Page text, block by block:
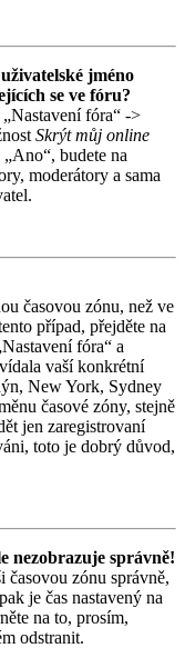
jméno
se ve fóru?
fóra“ ->
Skrýt můj online
budete na
moderátory a sama
časovou zónu, než ve
případ, přejděte na
fóra“ a
vaší konkrétní
New York, Sydney
časové zóny, stejně
jen zaregistrovaní
toto je dobrý důvod,
nezobrazuje správně!
časovou zónu správně,
je čas nastavený na
na to, prosím,
odstranit.